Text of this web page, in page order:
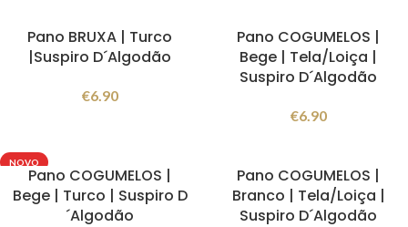
Pano BRUXA | Turco
|Suspiro D´Algodão
€6.90
Pano COGUMELOS |
Bege | Tela/Loiça |
Suspiro D´Algodão
€6.90
NOVO
Pano COGUMELOS |
Bege | Turco | Suspiro D
´Algodão
Pano COGUMELOS |
Branco | Tela/Loiça |
Suspiro D´Algodão